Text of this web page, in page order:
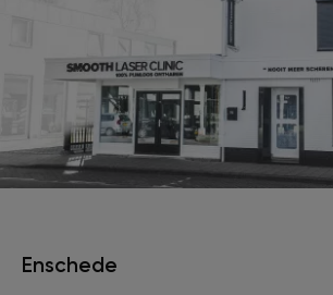
Enschede